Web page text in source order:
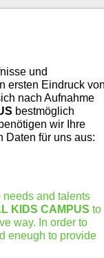
und
ersten Eindruck
nach Aufnahme
bestmöglich
wir Ihre
Daten für uns aus:
and talents
KIDS CAMPUS to
way. In order to
eneugh to provide